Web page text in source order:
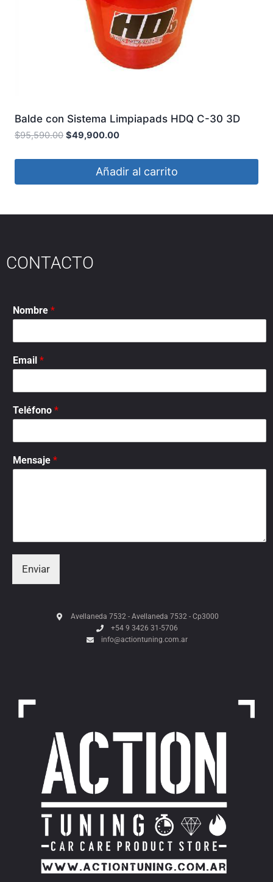
Balde con Sistema Limpiapads HDQ C-30 3D
$95,590.00 $49,900.00
Añadir al carrito
CONTACTO
Nombre *
Email *
Teléfono *
Mensaje *
Enviar
Avellaneda 7532 - Avellaneda 7532 - Cp3000
+54 9 3426 31-5706
info@actiontuning.com.ar